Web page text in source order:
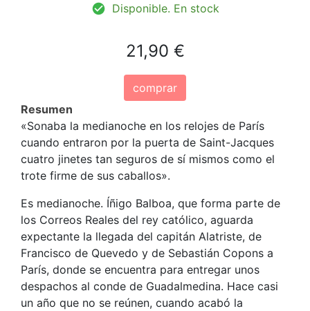
Disponible. En stock
21,90 €
comprar
Resumen
«Sonaba la medianoche en los relojes de París
cuando entraron por la puerta de Saint-Jacques
cuatro jinetes tan seguros de sí mismos como el
trote firme de sus caballos».
Es medianoche. Íñigo Balboa, que forma parte de
los Correos Reales del rey católico, aguarda
expectante la llegada del capitán Alatriste, de
Francisco de Quevedo y de Sebastián Copons a
París, donde se encuentra para entregar unos
despachos al conde de Guadalmedina. Hace casi
un año que no se reúnen, cuando acabó la